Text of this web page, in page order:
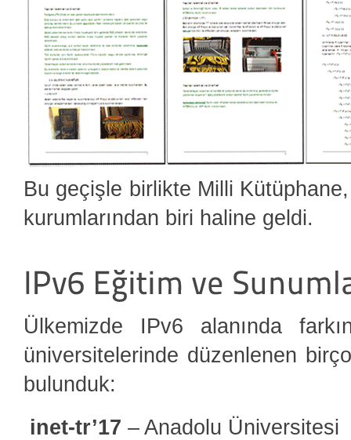
Bu geçişle birlikte Milli
kurumlarından biri haline geldi.
Ülkemizde IPv6 alanında
üniversitelerinde düzenlenen
bulunduk:
inet-tr’17 – Anadolu Üniversitesi